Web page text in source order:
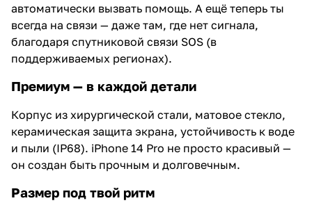
автоматически вызвать помощь. А ещё теперь ты
всегда на связи — даже там, где нет сигнала,
благодаря спутниковой связи SOS (в
поддерживаемых регионах).
Премиум — в каждой детали
Корпус из хирургической стали, матовое стекло,
керамическая защита экрана, устойчивость к воде
и пыли (IP68). iPhone 14 Pro не просто красивый —
он создан быть прочным и долговечным.
Размер под твой ритм